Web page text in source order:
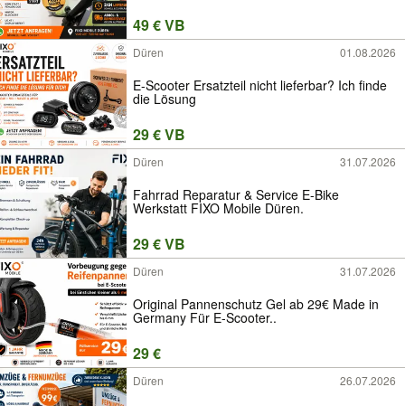
49 € VB
Düren 01.08.2026
E-Scooter Ersatzteil nicht lieferbar? Ich finde
die Lösung
29 € VB
Düren 31.07.2026
Fahrrad Reparatur & Service E-Bike
Werkstatt FIXO Mobile Düren.
29 € VB
Düren 31.07.2026
Original Pannenschutz Gel ab 29€ Made in
Germany Für E-Scooter..
29 €
Düren 26.07.2026